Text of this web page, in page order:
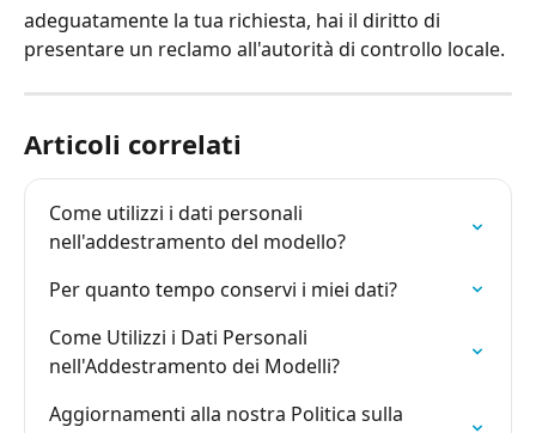
adeguatamente la tua richiesta, hai il diritto di
presentare un reclamo all'autorità di controllo locale.
Articoli correlati
Come utilizzi i dati personali
nell'addestramento del modello?
Per quanto tempo conservi i miei dati?
Come Utilizzi i Dati Personali
nell'Addestramento dei Modelli?
Aggiornamenti alla nostra Politica sulla